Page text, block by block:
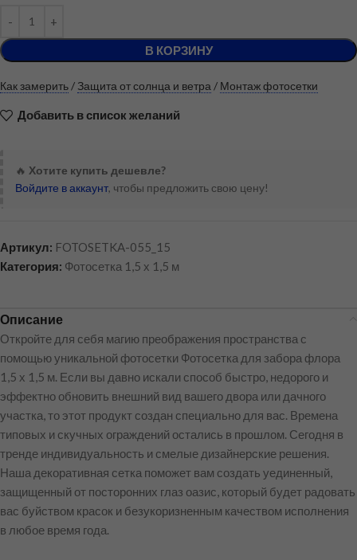
В КОРЗИНУ
Как замерить / Защита от солнца и ветра / Монтаж фотосетки
Добавить в список желаний
🔥 Хотите купить дешевле?
Войдите в аккаунт, чтобы предложить свою цену!
Артикул: FOTOSETKA-055_15
Категория: Фотосетка 1,5 х 1,5 м
Описание
Откройте для себя магию преображения пространства с
помощью уникальной фотосетки Фотосетка для забора флора
1,5 х 1,5 м. Если вы давно искали способ быстро, недорого и
эффектно обновить внешний вид вашего двора или дачного
участка, то этот продукт создан специально для вас. Времена
типовых и скучных ограждений остались в прошлом. Сегодня в
тренде индивидуальность и смелые дизайнерские решения.
Наша декоративная сетка поможет вам создать уединенный,
защищенный от посторонних глаз оазис, который будет радовать
вас буйством красок и безукоризненным качеством исполнения
в любое время года.